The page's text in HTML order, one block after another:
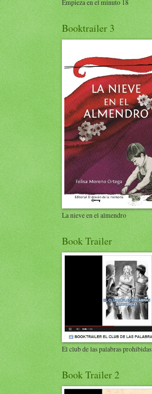
Empieza en el minuto 18
Booktrailer 3
La nieve en el almendro
Book Trailer
El club de las palabras prohibidas
Book Trailer 2